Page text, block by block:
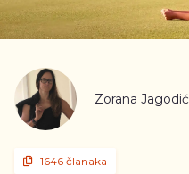
Zorana Jagodić
1646 članaka